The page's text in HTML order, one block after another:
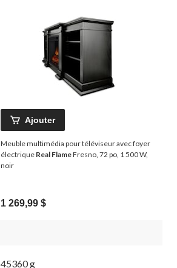
Ajouter
Meuble multimédia pour téléviseur avec foyer
électrique Real FlameFresno, 72 po, 1 500 W,
noir
1 269,99 $
45360 g